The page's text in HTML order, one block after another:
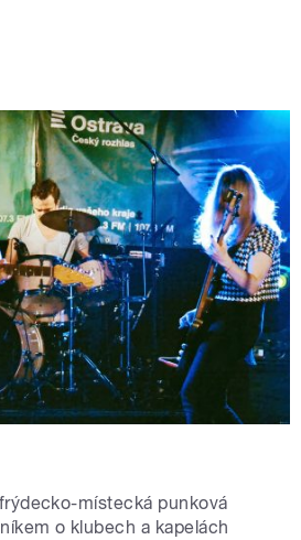
místecká punková
o klubech a kapelách